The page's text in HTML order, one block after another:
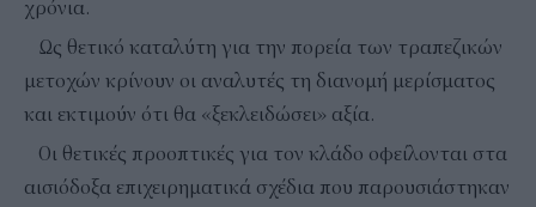
χρόνια.
Ως θετικό καταλύτη για την πορεία των τραπεζικών
μετοχών κρίνουν οι αναλυτές τη διανομή μερίσματος
και εκτιμούν ότι θα «ξεκλειδώσει» αξία.
Οι θετικές προοπτικές για τον κλάδο οφείλονται στα
αισιόδοξα επιχειρηματικά σχέδια που παρουσιάστηκαν